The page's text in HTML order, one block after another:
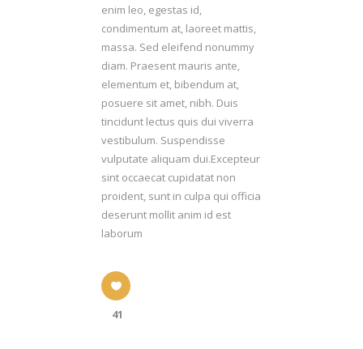
enim leo, egestas id,
condimentum at, laoreet mattis,
massa. Sed eleifend nonummy
diam. Praesent mauris ante,
elementum et, bibendum at,
posuere sit amet, nibh. Duis
tincidunt lectus quis dui viverra
vestibulum. Suspendisse
vulputate aliquam dui.Excepteur
sint occaecat cupidatat non
proident, sunt in culpa qui officia
deserunt mollit anim id est
laborum
41